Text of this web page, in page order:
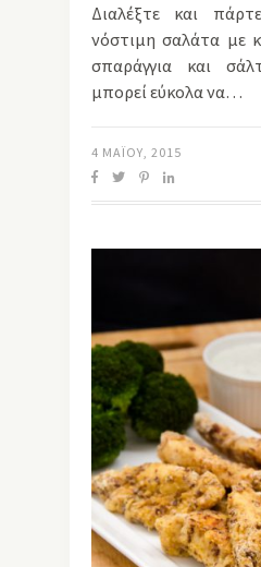
Διαλέξτε και
νόστιμη σαλάτα με
σπαράγγια και
μπορεί εύκολα να…
4 ΜΑΪ́ΟΥ, 2015